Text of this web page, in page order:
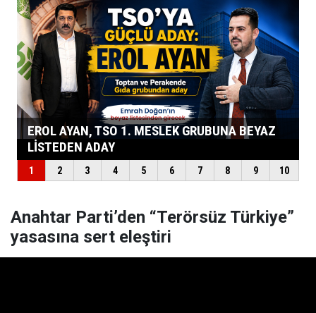
Anahtar Parti’den “Terörsüz Türkiye”
yasasına sert eleştiri